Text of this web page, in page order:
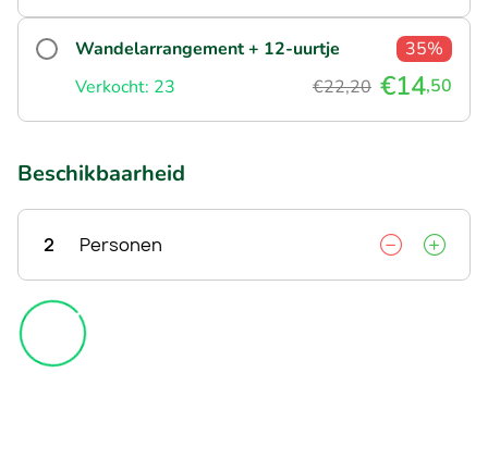
Wandelarrangement + 12-uurtje
35%
Verkocht: 23
€22,20 €14,50
Beschikbaarheid
2 Personen